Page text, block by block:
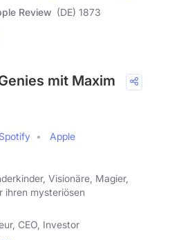
Review (DE) 1873
mit Maxim
Apple
Visionäre, Magier,
ihren mysteriösen
CEO, Investor